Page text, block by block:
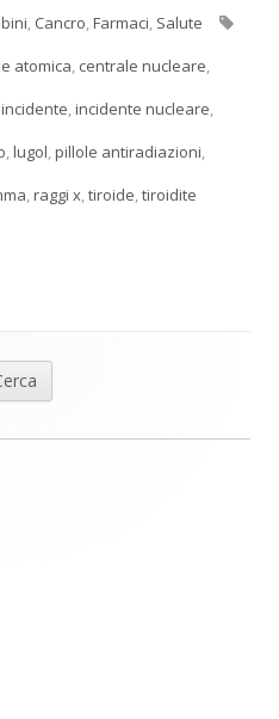
, Cancro,Farmaci, Salute
atomica, centrale nucleare,
incidente,incidente nucleare,
,lugol,pillole antiradiazioni,
,raggi x,tiroide,tiroidite